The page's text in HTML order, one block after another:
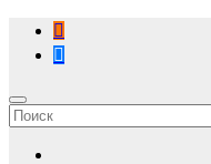
Перейти
содержимому